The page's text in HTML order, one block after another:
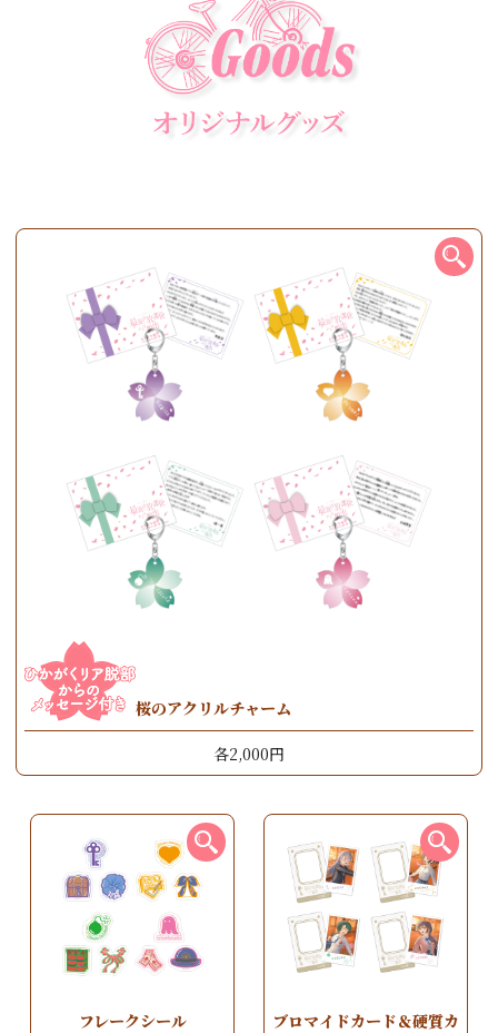
桜のアクリルチャーム
各2,000円
フレークシール
ブロマイドカード＆硬質カ